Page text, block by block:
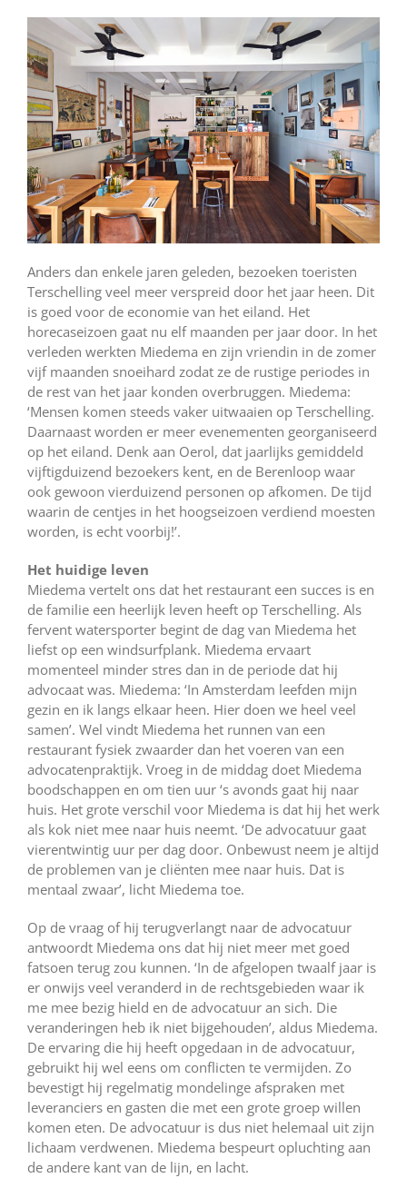
Anders dan enkele jaren geleden, bezoeken toeristen
Terschelling veel meer verspreid door het jaar heen. Dit
is goed voor de economie van het eiland. Het
horecaseizoen gaat nu elf maanden per jaar door. In het
verleden werkten Miedema en zijn vriendin in de zomer
vijf maanden snoeihard zodat ze de rustige periodes in
de rest van het jaar konden overbruggen. Miedema:
‘Mensen komen steeds vaker uitwaaien op Terschelling.
Daarnaast worden er meer evenementen georganiseerd
op het eiland. Denk aan Oerol, dat jaarlijks gemiddeld
vijftigduizend bezoekers kent, en de Berenloop waar
ook gewoon vierduizend personen op afkomen. De tijd
waarin de centjes in het hoogseizoen verdiend moesten
worden, is echt voorbij!’.
Het huidige leven
Miedema vertelt ons dat het restaurant een succes is en
de familie een heerlijk leven heeft op Terschelling. Als
fervent watersporter begint de dag van Miedema het
liefst op een windsurfplank. Miedema ervaart
momenteel minder stres dan in de periode dat hij
advocaat was. Miedema: ‘In Amsterdam leefden mijn
gezin en ik langs elkaar heen. Hier doen we heel veel
samen’. Wel vindt Miedema het runnen van een
restaurant fysiek zwaarder dan het voeren van een
advocatenpraktijk. Vroeg in de middag doet Miedema
boodschappen en om tien uur ‘s avonds gaat hij naar
huis. Het grote verschil voor Miedema is dat hij het werk
als kok niet mee naar huis neemt. ‘De advocatuur gaat
vierentwintig uur per dag door. Onbewust neem je altijd
de problemen van je cliënten mee naar huis. Dat is
mentaal zwaar’, licht Miedema toe.
Op de vraag of hij terugverlangt naar de advocatuur
antwoordt Miedema ons dat hij niet meer met goed
fatsoen terug zou kunnen. ‘In de afgelopen twaalf jaar is
er onwijs veel veranderd in de rechtsgebieden waar ik
me mee bezig hield en de advocatuur an sich. Die
veranderingen heb ik niet bijgehouden’, aldus Miedema.
De ervaring die hij heeft opgedaan in de advocatuur,
gebruikt hij wel eens om conflicten te vermijden. Zo
bevestigt hij regelmatig mondelinge afspraken met
leveranciers en gasten die met een grote groep willen
komen eten. De advocatuur is dus niet helemaal uit zijn
lichaam verdwenen. Miedema bespeurt opluchting aan
de andere kant van de lijn, en lacht.